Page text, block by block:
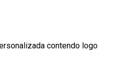
contendo logo